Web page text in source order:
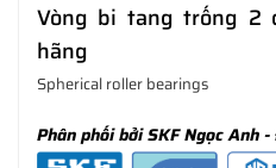
Vòng bi tang trống 2
hãng
Spherical roller bearings
Phân phối bởi SKF Ngọc Anh